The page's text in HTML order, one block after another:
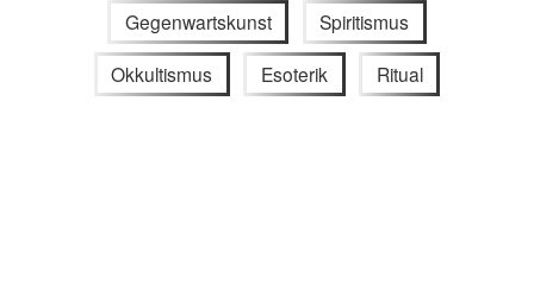
Gegenwartskunst Spiritismus
Okkultismus Esoterik Ritual